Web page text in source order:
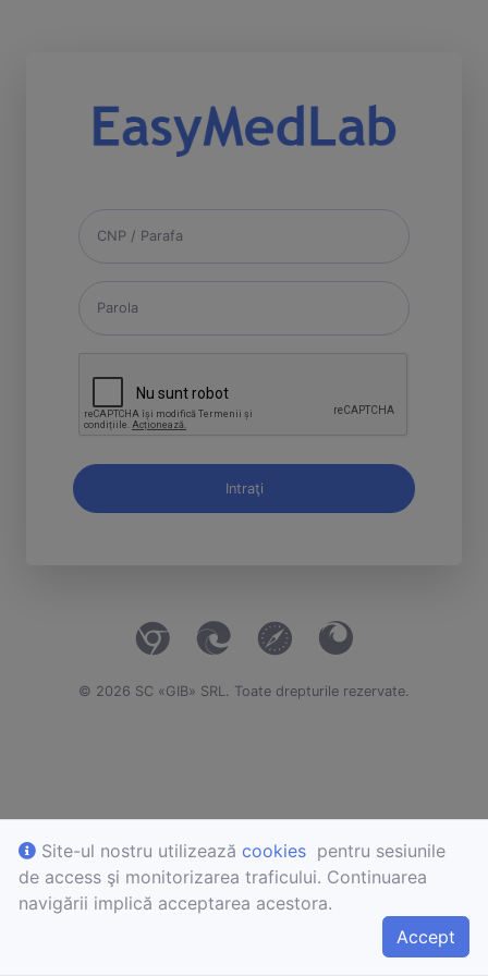
Site-ul nostru utilizează cookies pentru sesiunile
de access şi monitorizarea traficului. Continuarea
navigării implică acceptarea acestora.
Accept
Intraţi
© 2026 SC «GIB» SRL. Toate drepturile rezervate.